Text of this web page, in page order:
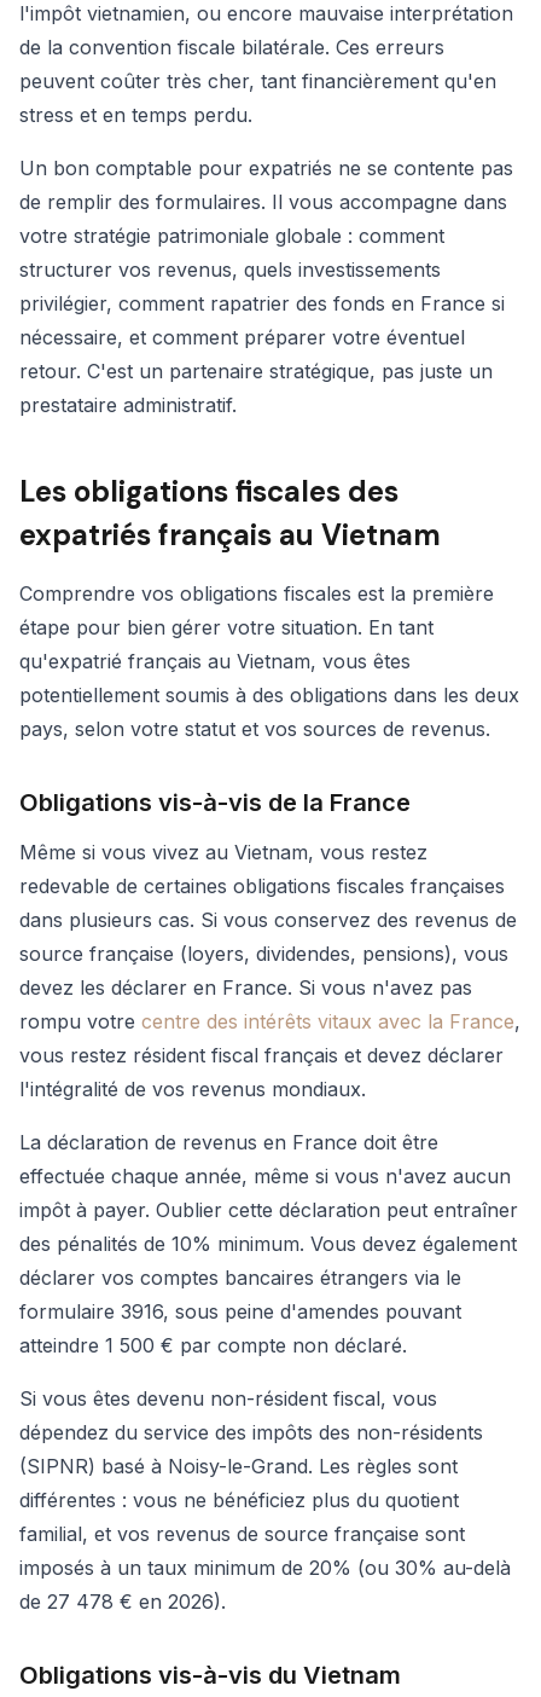
l'impôt vietnamien, ou encore mauvaise interprétation
de la convention fiscale bilatérale. Ces erreurs
peuvent coûter très cher, tant financièrement qu'en
stress et en temps perdu.
Un bon comptable pour expatriés ne se contente pas
de remplir des formulaires. Il vous accompagne dans
votre stratégie patrimoniale globale : comment
structurer vos revenus, quels investissements
privilégier, comment rapatrier des fonds en France si
nécessaire, et comment préparer votre éventuel
retour. C'est un partenaire stratégique, pas juste un
prestataire administratif.
Les obligations fiscales des
expatriés français au Vietnam
Comprendre vos obligations fiscales est la première
étape pour bien gérer votre situation. En tant
qu'expatrié français au Vietnam, vous êtes
potentiellement soumis à des obligations dans les deux
pays, selon votre statut et vos sources de revenus.
Obligations vis-à-vis de la France
Même si vous vivez au Vietnam, vous restez
redevable de certaines obligations fiscales françaises
dans plusieurs cas. Si vous conservez des revenus de
source française (loyers, dividendes, pensions), vous
devez les déclarer en France. Si vous n'avez pas
rompu votre centre des intérêts vitaux avec la France,
vous restez résident fiscal français et devez déclarer
l'intégralité de vos revenus mondiaux.
La déclaration de revenus en France doit être
effectuée chaque année, même si vous n'avez aucun
impôt à payer. Oublier cette déclaration peut entraîner
des pénalités de 10% minimum. Vous devez également
déclarer vos comptes bancaires étrangers via le
formulaire 3916, sous peine d'amendes pouvant
atteindre 1 500 € par compte non déclaré.
Si vous êtes devenu non-résident fiscal, vous
dépendez du service des impôts des non-résidents
(SIPNR) basé à Noisy-le-Grand. Les règles sont
différentes : vous ne bénéficiez plus du quotient
familial, et vos revenus de source française sont
imposés à un taux minimum de 20% (ou 30% au-delà
de 27 478 € en 2026).
Obligations vis-à-vis du Vietnam